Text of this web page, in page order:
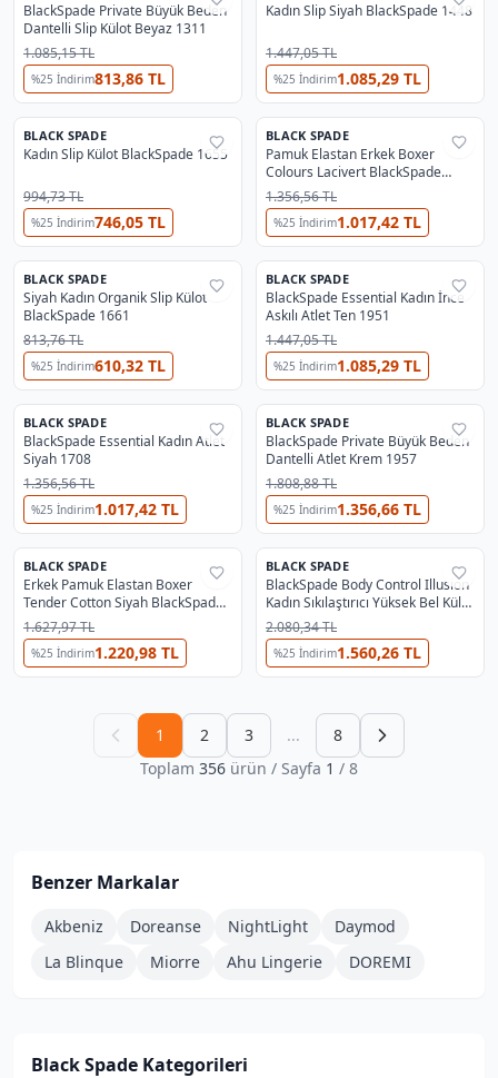
BlackSpade Private Büyük Beden
Dantelli Slip Külot Beyaz 1311
1.085,15 TL
%25 İndirim813,86 TL
Kadın Slip Siyah BlackSpade 1448
1.447,05 TL
%25 İndirim1.085,29 TL
%25
BLACK SPADE
Kadın Slip Külot BlackSpade 1655
994,73 TL
%25 İndirim746,05 TL
%25
BLACK SPADE
Pamuk Elastan Erkek Boxer
Colours Lacivert BlackSpade
9550
1.356,56 TL
%25 İndirim1.017,42 TL
%25
BLACK SPADE
Siyah Kadın Organik Slip Külot
BlackSpade 1661
813,76 TL
%25 İndirim610,32 TL
%25
BLACK SPADE
BlackSpade Essential Kadın İnce
Askılı Atlet Ten 1951
1.447,05 TL
%25 İndirim1.085,29 TL
%25
BLACK SPADE
BlackSpade Essential Kadın Atlet
Siyah 1708
1.356,56 TL
%25 İndirim1.017,42 TL
%25
BLACK SPADE
BlackSpade Private Büyük Beden
Dantelli Atlet Krem 1957
1.808,88 TL
%25 İndirim1.356,66 TL
%25
BLACK SPADE
Erkek Pamuk Elastan Boxer
Tender Cotton Siyah BlackSpade
9230
1.627,97 TL
%25 İndirim1.220,98 TL
%25
BLACK SPADE
BlackSpade Body Control Illusion
Kadın Sıkılaştırıcı Yüksek Bel Külot
Korse Beyaz 1480
2.080,34 TL
%25 İndirim1.560,26 TL
1 2 3 ...
8
Toplam 356 ürün / Sayfa 1 / 8
Benzer Markalar
Akbeniz Doreanse NightLight
Daymod
La Blinque
Miorre Ahu Lingerie DOREMI
Black Spade Kategorileri